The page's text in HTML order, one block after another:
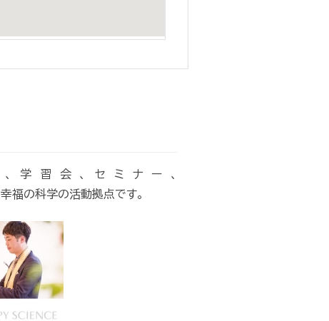
習会、セミナー、
福の科学の活動拠点です。